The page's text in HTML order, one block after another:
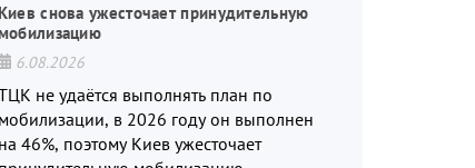
Киев снова ужесточает принудительную
6.08.2026
не удаётся выполнять план по
мобилизации, в 2026 году он выполнен
на 46%, поэтому Киев ужесточает